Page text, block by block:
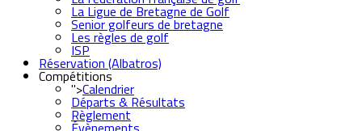
La Ligue de Bretagne de Golf
Senior golfeurs de bretagne
Les règles de golf
ISP
Réservation (Albatros)
Compétitions
">Calendrier
Départs & Résultats
Règlement